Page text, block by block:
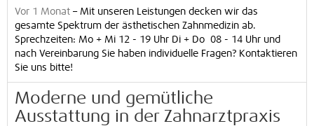
Vor 1 Monat – Mit unseren Leistungen decken wir das
gesamte Spektrum der ästhetischen Zahnmedizin ab.
Sprechzeiten: Mo + Mi 12 - 19 Uhr Di + Do 08 - 14 Uhr und
nach Vereinbarung Sie haben individuelle Fragen? Kontaktieren
Sie uns bitte!
Moderne und gemütliche
Ausstattung in der Zahnarztpraxis